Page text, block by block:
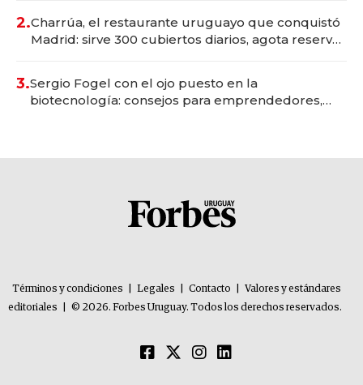
2.Charrúa, el restaurante uruguayo que conquistó
Madrid: sirve 300 cubiertos diarios, agota reservas
3.Sergio Fogel con el ojo puesto en la
biotecnología: consejos para emprendedores,
Términos y condiciones Legales Contacto
Valores y estándares
editoriales
© 2026. Forbes Uruguay. Todos los derechos reservados.